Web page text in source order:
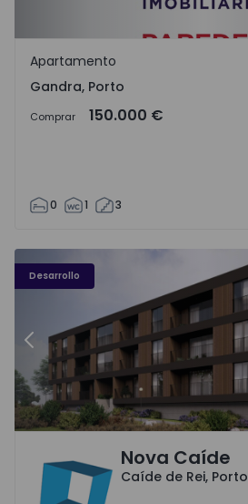
Gandra, Porto
Apartamento
Gandra, Porto
Comprar 150.000 €
0 1 3
Desarrollo
Nova Caíde - 1
Anterior
Caíde de Rei, PortoNova Caíde
Caíde de Rei, Porto